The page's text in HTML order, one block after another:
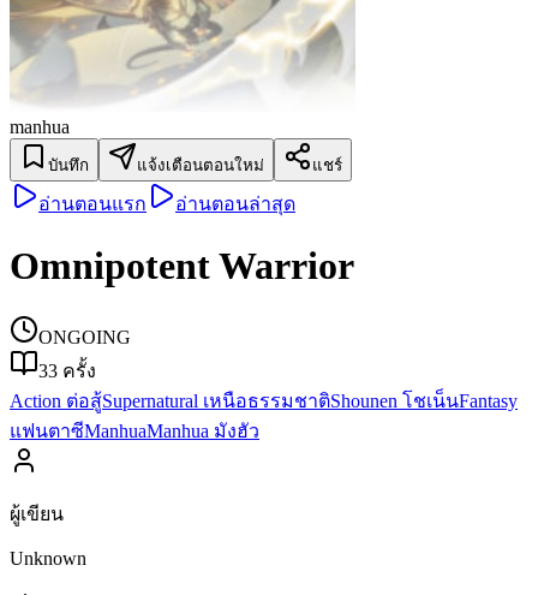
manhua
บันทึก แจ้งเตือนตอนใหม่ แชร์
อ่านตอนแรก อ่านตอนล่าสุด
Omnipotent Warrior
ONGOING
33 ครั้ง
Action ต่อสู้Supernatural เหนือธรรมชาติShounen โชเน็นFantasy
แฟนตาซีManhuaManhua มังฮัว
ผู้เขียน
Unknown